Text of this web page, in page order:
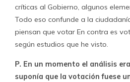
críticas al Gobierno, algunos
Todo eso confunde a la
piensan que votar En contra es
según estudios que he visto.
P. En un momento el análisis
suponía que la votación fuese